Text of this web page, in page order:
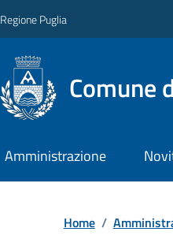
Regione Puglia
Comune
Amministrazione
Home /